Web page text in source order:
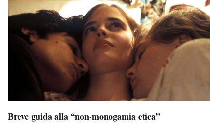
Breve guida alla “non-monogamia etica”